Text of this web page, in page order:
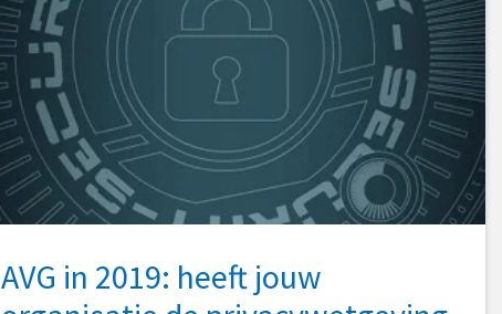
AVG in 2019: heeft jouw